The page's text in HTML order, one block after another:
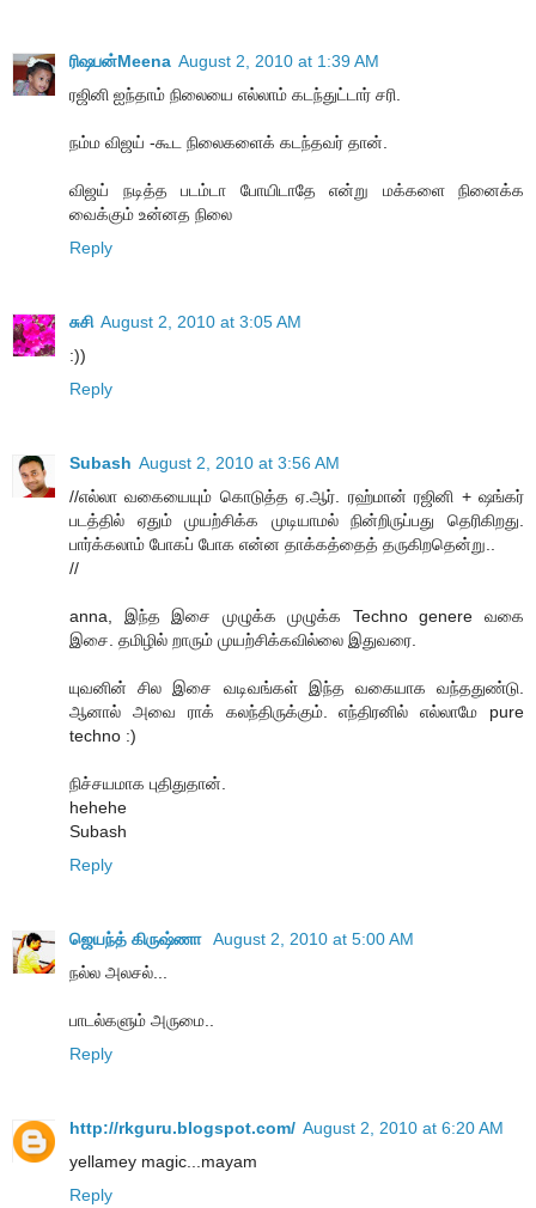
ரிஷபன்Meena August 2, 2010 at 1:39 AM
ரஜினி ஐந்தாம் நிலையை எல்லாம் கடந்துட்டார் சரி.
நம்ம விஜய் -கூட நிலைகளைக் கடந்தவர் தான்.
விஜய் நடித்த படம்டா போயிடாதே என்று மக்களை நினைக்க
வைக்கும் உன்னத நிலை
Reply
சுசி August 2, 2010 at 3:05 AM
:))
Reply
Subash August 2, 2010 at 3:56 AM
//எல்லா வகையையும் கொடுத்த ஏ.ஆர். ரஹ்மான் ரஜினி + ஷங்கர்
படத்தில் ஏதும் முயற்சிக்க முடியாமல் நின்றிருப்பது தெரிகிறது.
பார்க்கலாம் போகப் போக என்ன தாக்கத்தைத் தருகிறதென்று..
//
anna, இந்த இசை முழுக்க முழுக்க Techno genere வகை
இசை. தமிழில் றாரும் முயற்சிக்கவில்லை இதுவரை.
யுவனின் சில இசை வடிவங்கள் இந்த வகையாக வந்ததுண்டு.
ஆனால் அவை ராக் கலந்திருக்கும். எந்திரனில் எல்லாமே pure
techno :)
நிச்சயமாக புதிதுதான்.
hehehe
Subash
Reply
ஜெயந்த் கிருஷ்ணா August 2, 2010 at 5:00 AM
நல்ல அலசல்...
பாடல்களும் அருமை..
Reply
http://rkguru.blogspot.com/ August 2, 2010 at 6:20 AM
yellamey magic...mayam
Reply